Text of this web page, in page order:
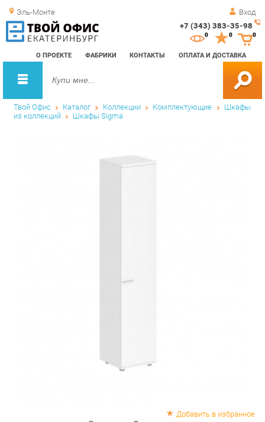
Эль-Монте Вход
+7 (343) 383-35-98
О ПРОЕКТЕ ФАБРИКИ КОНТАКТЫ ОПЛАТА И ДОСТАВКА
0 0
Твой Офис Каталог Коллекции Комплектующие Шкафы
из коллекций Шкафы Sigma
ШКАФ ВЫСОКИЙ ПРАВЫЙ SIGMA SG.812.WH.WH.R